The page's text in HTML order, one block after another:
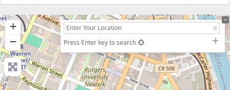
+
−
Press Enter key to search